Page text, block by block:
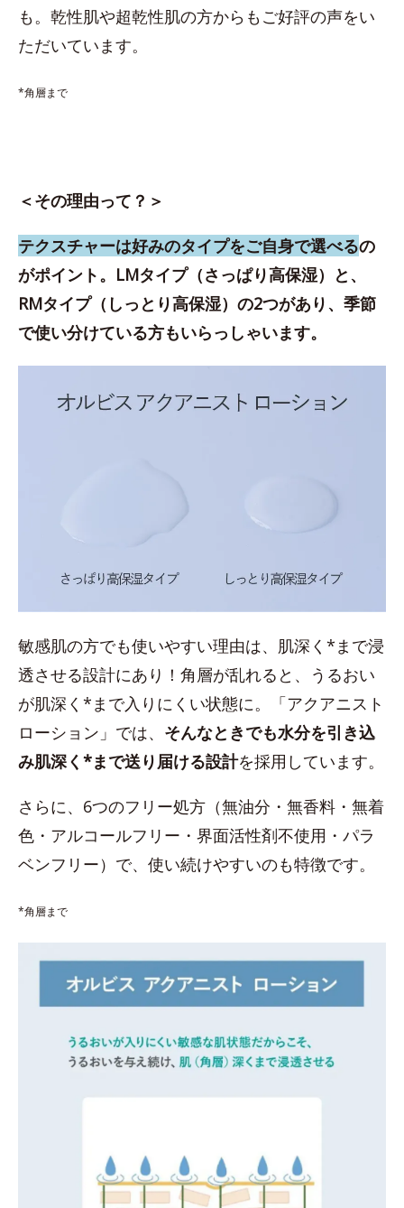
も。乾性肌や超乾性肌の方からもご好評の声をい
ただいています。
*角層まで
＜その理由って？＞
テクスチャーは好みのタイプをご自身で選べるの
がポイント。LMタイプ（さっぱり高保湿）と、
RMタイプ（しっとり高保湿）の2つがあり、季節
で使い分けている方もいらっしゃいます。
敏感肌の方でも使いやすい理由は、肌深く*まで浸
透させる設計にあり！角層が乱れると、うるおい
が肌深く*まで入りにくい状態に。「アクアニスト
ローション」では、 そんなときでも水分を引き込
み肌深く*まで送り届ける設計を採用しています。
さらに、6つのフリー処方（無油分・無香料・無着
色・アルコールフリー・界面活性剤不使用・パラ
ベンフリー）で、使い続けやすいのも特徴です。
*角層まで